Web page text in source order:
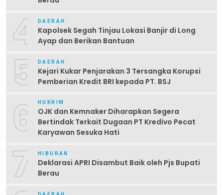
4 DAERAH
Kapolsek Segah Tinjau Lokasi Banjir di Long
Ayap dan Berikan Bantuan
5 DAERAH
Kejari Kukar Penjarakan 3 Tersangka Korupsi
Pemberian Kredit BRI kepada PT. BSJ
6 HUKRIM
OJK dan Kemnaker Diharapkan Segera
Bertindak Terkait Dugaan PT Kredivo Pecat
Karyawan Sesuka Hati
7 HIBURAN
Deklarasi APRI Disambut Baik oleh Pjs Bupati
Berau